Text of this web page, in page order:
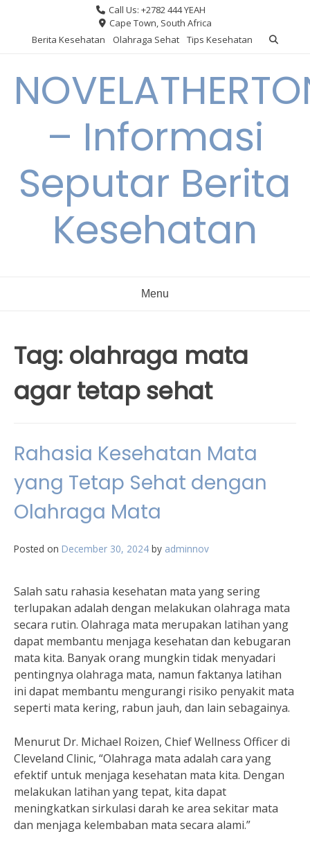
content
Call Us: +2782 444 YEAH
Cape Town, South Africa
Berita Kesehatan
Olahraga Sehat Tips Kesehatan
– Informasi
Seputar Berita
Kesehatan
Menu
Tag: olahraga mata
agar tetap sehat
Rahasia Kesehatan Mata
yang Tetap Sehat dengan
Olahraga Mata
Posted on December 30, 2024 by adminnov
Salah satu rahasia kesehatan mata yang sering
terlupakan adalah dengan melakukan olahraga mata
secara rutin. Olahraga mata merupakan latihan yang
dapat membantu menjaga kesehatan dan kebugaran
mata kita. Banyak orang mungkin tidak menyadari
pentingnya olahraga mata, namun faktanya latihan
ini dapat membantu mengurangi risiko penyakit mata
seperti mata kering, rabun jauh, dan lain sebagainya.
Menurut Dr. Michael Roizen, Chief Wellness Officer di
Cleveland Clinic, “Olahraga mata adalah cara yang
efektif untuk menjaga kesehatan mata kita. Dengan
melakukan latihan yang tepat, kita dapat
meningkatkan sirkulasi darah ke area sekitar mata
dan menjaga kelembaban mata secara alami.”